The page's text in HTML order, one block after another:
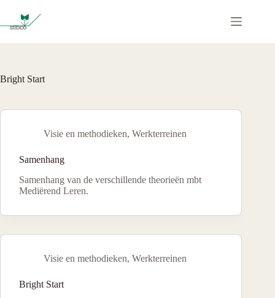
de
Bright Start
Visie en methodieken, Werkterreinen
Samenhang
Samenhang van de verschillende theorieën mbt
Mediërend Leren.
Visie en methodieken, Werkterreinen
Bright Start